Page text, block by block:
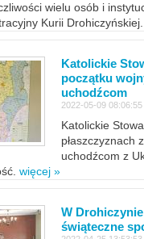
wielu osób i
Kurii Drohiczyńskiej.
Katolickie
początku
uchodźcom
2022-05-09 08:06:55
Katolickie
płaszczyznach
uchodźcom z
więcej »
W
świąteczne